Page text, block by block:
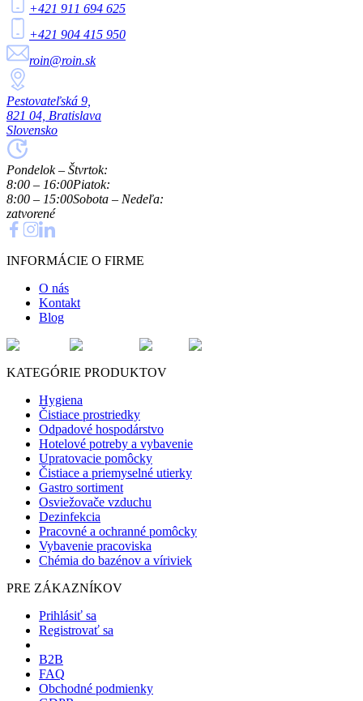
+421 911 694 625
+421 904 415 950
roin@roin.sk
Pestovateľská 9,
821 04, Bratislava
Slovensko
Pondelok – Štvrtok:
8:00 – 16:00Piatok:
8:00 – 15:00Sobota – Nedeľa:
zatvorené
INFORMÁCIE O FIRME
O nás
Kontakt
Blog
KATEGÓRIE PRODUKTOV
Hygiena
Čistiace prostriedky
Odpadové hospodárstvo
Hotelové potreby a vybavenie
Upratovacie pomôcky
Čistiace a priemyselné utierky
Gastro sortiment
Osviežovače vzduchu
Dezinfekcia
Pracovné a ochranné pomôcky
Vybavenie pracoviska
Chémia do bazénov a víriviek
PRE ZÁKAZNÍKOV
Prihlásiť sa
Registrovať sa
B2B
FAQ
Obchodné podmienky